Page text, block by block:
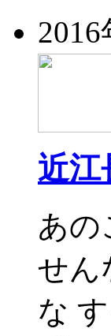
2016
近江
あの
せん
な